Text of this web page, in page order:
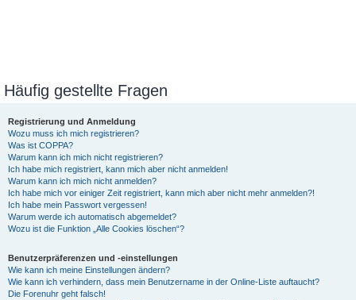
Häufig gestellte Fragen
Registrierung und Anmeldung
Wozu muss ich mich registrieren?
Was ist COPPA?
Warum kann ich mich nicht registrieren?
Ich habe mich registriert, kann mich aber nicht anmelden!
Warum kann ich mich nicht anmelden?
Ich habe mich vor einiger Zeit registriert, kann mich aber nicht mehr anmelden?!
Ich habe mein Passwort vergessen!
Warum werde ich automatisch abgemeldet?
Wozu ist die Funktion „Alle Cookies löschen“?
Benutzerpräferenzen und -einstellungen
Wie kann ich meine Einstellungen ändern?
Wie kann ich verhindern, dass mein Benutzername in der Online-Liste auftaucht?
Die Forenuhr geht falsch!